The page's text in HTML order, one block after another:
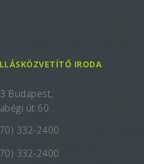
IRODA
Budapest,
út 60.
332-2400
332-2400